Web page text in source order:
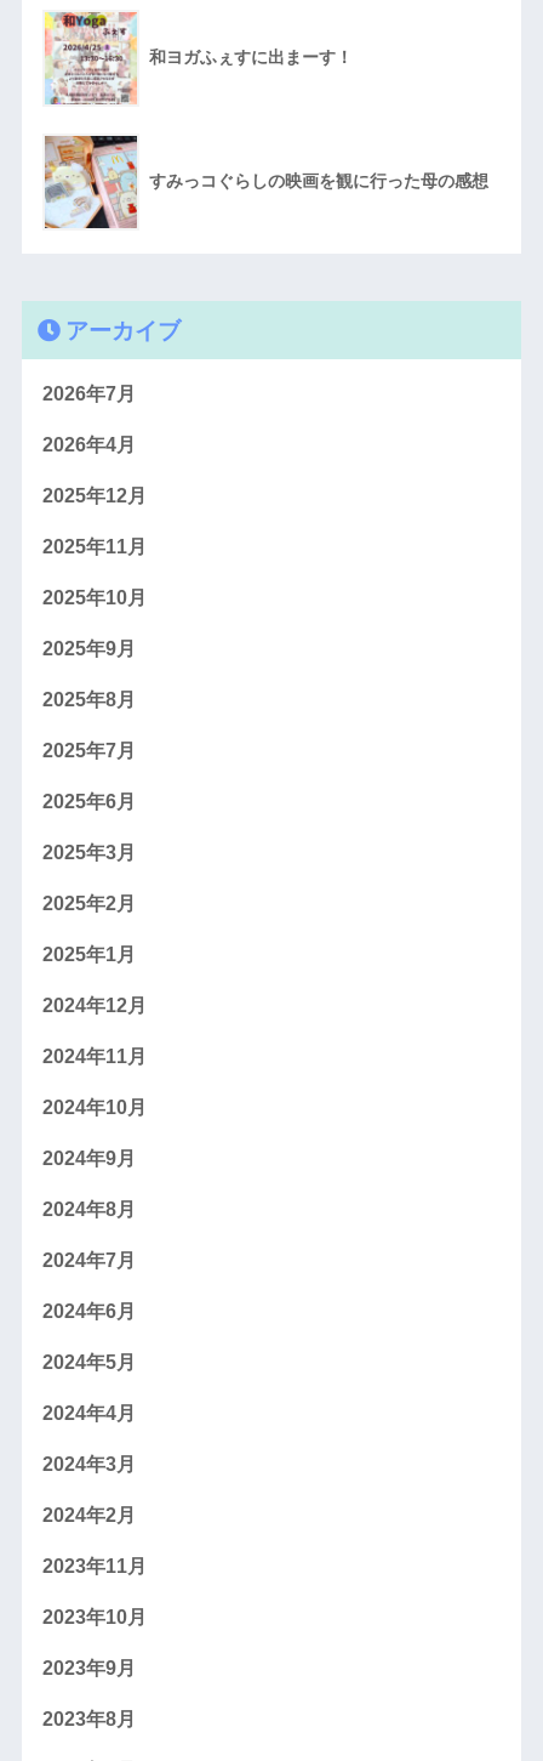
和ヨガふぇすに出まーす！
すみっコぐらしの映画を観に行った母の感想
アーカイブ
2026年7月
2026年4月
2025年12月
2025年11月
2025年10月
2025年9月
2025年8月
2025年7月
2025年6月
2025年3月
2025年2月
2025年1月
2024年12月
2024年11月
2024年10月
2024年9月
2024年8月
2024年7月
2024年6月
2024年5月
2024年4月
2024年3月
2024年2月
2023年11月
2023年10月
2023年9月
2023年8月